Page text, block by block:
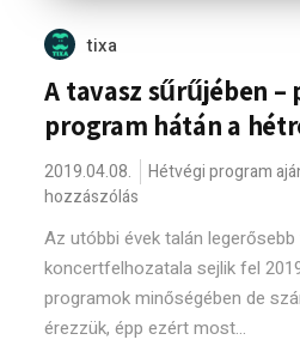
tixa
A tavasz sűrűjében –
program hátán a
2019.04.08. Hétvégi program
hozzászólás
Az utóbbi évek talán
koncertfelhozatala sejlik fel
programok minőségében de
érezzük, épp ezért most...